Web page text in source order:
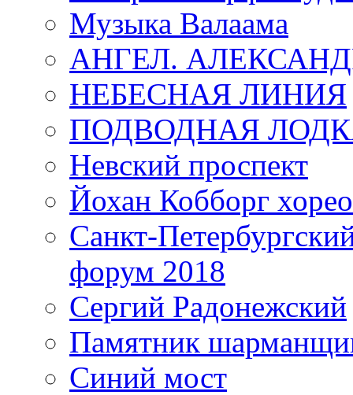
Музыка Валаама
АНГЕЛ.
НЕБЕСНАЯ ЛИНИЯ
ПОДВОДНАЯ
Невский проспект
Йохан Кобборг
Санкт-
форум 2018
Сергий Радонежский
Памятник
Синий мост